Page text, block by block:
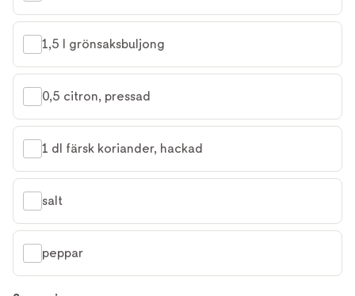
1,5 l grönsaksbuljong
0,5 citron, pressad
1 dl färsk koriander, hackad
salt
peppar